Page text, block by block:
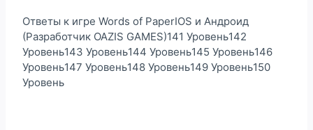
Ответы к игре Words of PaperIOS и Андроид
(Разработчик OAZIS GAMES)141 Уровень142
Уровень143 Уровень144 Уровень145 Уровень146
Уровень147 Уровень148 Уровень149 Уровень150
Уровень